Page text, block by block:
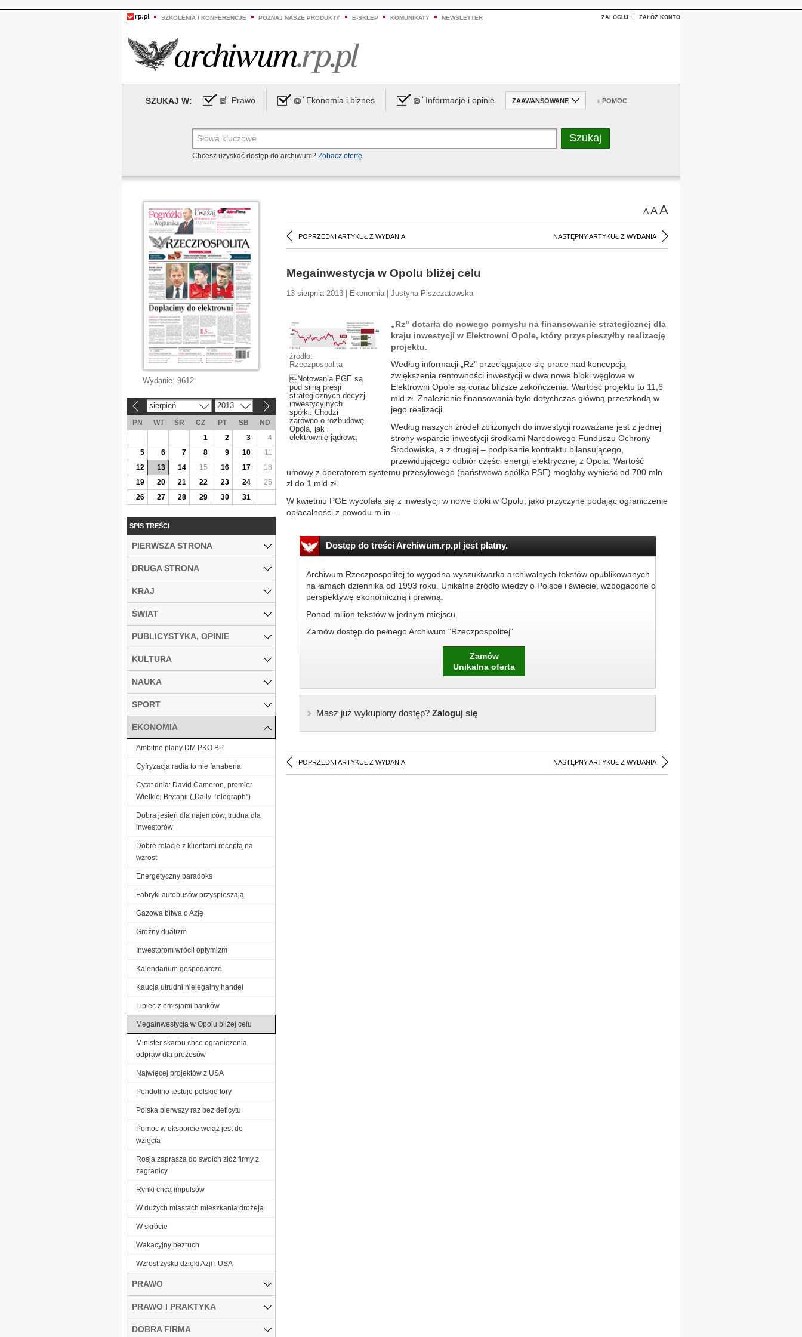
SZKOLENIA I KONFERENCJE POZNAJ NASZE PRODUKTY E-SKLEP KOMUNIKATY NEWSLETTER ZALOGUJ ZAŁÓŻ KONTO
SZUKAJ W: Prawo Ekonomia i biznes Informacje i opinie ZAAWANSOWANE + POMOC
Chcesz uzyskać dostęp do archiwum? Zobacz ofertę
AAA
POPRZEDNI ARTYKUŁ Z WYDANIA NASTĘPNY ARTYKUŁ Z WYDANIA
Megainwestycja w Opolu bliżej celu
13 sierpnia 2013 | Ekonomia | Justyna Piszczatowska
źródło:
Rzeczpospolita
Notowania PGE są
pod silną presji
strategicznych decyzji
inwestycyjnych
spółki. Chodzi
zarówno o rozbudowę
Opola, jak i
elektrownię jądrową
„Rz" dotarła do nowego pomysłu na finansowanie strategicznej dla
kraju inwestycji w Elektrowni Opole, który przyspieszyłby realizację
projektu.
Według informacji „Rz" przeciągające się prace nad koncepcją
zwiększenia rentowności inwestycji w dwa nowe bloki węglowe w
Elektrowni Opole są coraz bliższe zakończenia. Wartość projektu to 11,6
mld zł. Znalezienie finansowania było dotychczas główną przeszkodą w
jego realizacji.
Według naszych źródeł zbliżonych do inwestycji rozważane jest z jednej
strony wsparcie inwestycji środkami Narodowego Funduszu Ochrony
Środowiska, a z drugiej – podpisanie kontraktu bilansującego,
przewidującego odbiór części energii elektrycznej z Opola. Wartość
umowy z operatorem systemu przesyłowego (państwowa spółka PSE) mogłaby wynieść od 700 mln
zł do 1 mld zł.
W kwietniu PGE wycofała się z inwestycji w nowe bloki w Opolu, jako przyczynę podając ograniczenie
opłacalności z powodu m.in....
Dostęp do treści Archiwum.rp.pl jest płatny.
Archiwum Rzeczpospolitej to wygodna wyszukiwarka archiwalnych tekstów opublikowanych
na łamach dziennika od 1993 roku. Unikalne źródło wiedzy o Polsce i świecie, wzbogacone o
perspektywę ekonomiczną i prawną.
Ponad milion tekstów w jednym miejscu.
Zamów dostęp do pełnego Archiwum "Rzeczpospolitej"
Zamów
Unikalna oferta
Masz już wykupiony dostęp?Zaloguj się
POPRZEDNI ARTYKUŁ Z WYDANIA NASTĘPNY ARTYKUŁ Z WYDANIA
Wydanie: 9612
sierpień 2013
PN WT ŚR CZ PT SB
ND
1
2 3
4
5
6 7 8 9 10
11
12
13 14 15 16 17
18
19
20 21 22 23 24
25
26
27 28 29 30 31
SPIS TREŚCI
PIERWSZA STRONA
DRUGA STRONA
KRAJ
ŚWIAT
PUBLICYSTYKA, OPINIE
KULTURA
NAUKA
SPORT
EKONOMIA
Ambitne plany DM PKO BP
Cyfryzacja radia to nie fanaberia
Cytat dnia: David Cameron, premier
Wielkiej Brytanii („Daily Telegraph")
Dobra jesień dla najemców, trudna dla
inwestorów
Dobre relacje z klientami receptą na
wzrost
Energetyczny paradoks
Fabryki autobusów przyspieszają
Gazowa bitwa o Azję
Groźny dualizm
Inwestorom wrócił optymizm
Kalendarium gospodarcze
Kaucja utrudni nielegalny handel
Lipiec z emisjami banków
Megainwestycja w Opolu bliżej celu
Minister skarbu chce ograniczenia
odpraw dla prezesów
Najwięcej projektów z USA
Pendolino testuje polskie tory
Polska pierwszy raz bez deficytu
Pomoc w eksporcie wciąż jest do
wzięcia
Rosja zaprasza do swoich złóż firmy z
zagranicy
Rynki chcą impulsów
W dużych miastach mieszkania drożeją
W skrócie
Wakacyjny bezruch
Wzrost zysku dzięki Azji i USA
PRAWO
PRAWO I PRAKTYKA
DOBRA FIRMA